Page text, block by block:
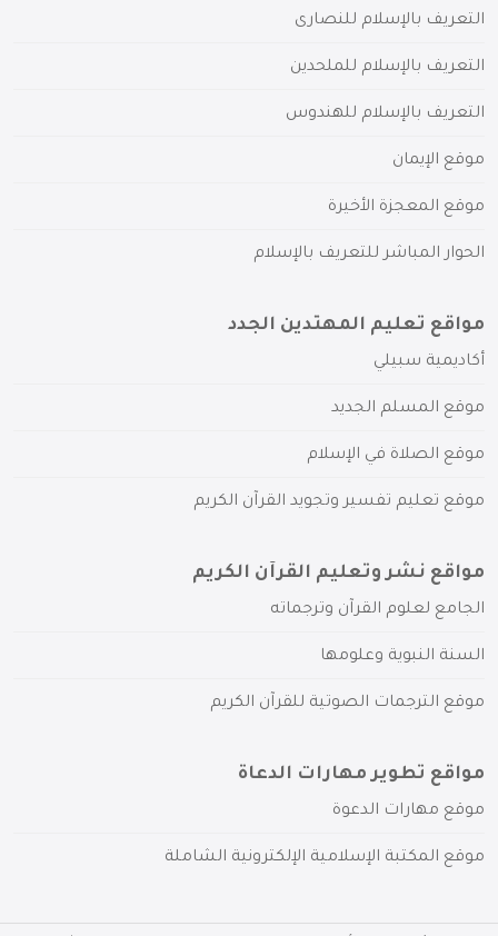
التعريف بالإسلام للنصارى
التعريف بالإسلام للملحدين
التعريف بالإسلام للهندوس
موقع الإيمان
موقع المعجزة الأخيرة
الحوار المباشر للتعريف بالإسلام
مواقع تعليم المهتدين الجدد
أكاديمية سبيلي
موقع المسلم الجديد
موقع الصلاة في الإسلام
موقع تعليم تفسير وتجويد القرآن الكريم
مواقع نشر وتعليم القرآن الكريم
الجامع لعلوم القرآن وترجماته
السنة النبوية وعلومها
موقع الترجمات الصوتية للقرآن الكريم
مواقع تطوير مهارات الدعاة
موقع مهارات الدعوة
موقع المكتبة الإسلامية الإلكترونية الشاملة